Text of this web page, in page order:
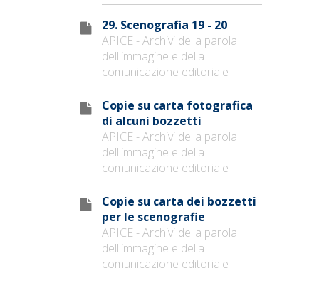
29. Scenografia 19 - 20
APICE - Archivi della parola
dell'immagine e della
comunicazione editoriale
Copie su carta fotografica
di alcuni bozzetti
APICE - Archivi della parola
dell'immagine e della
comunicazione editoriale
Copie su carta dei bozzetti
per le scenografie
APICE - Archivi della parola
dell'immagine e della
comunicazione editoriale